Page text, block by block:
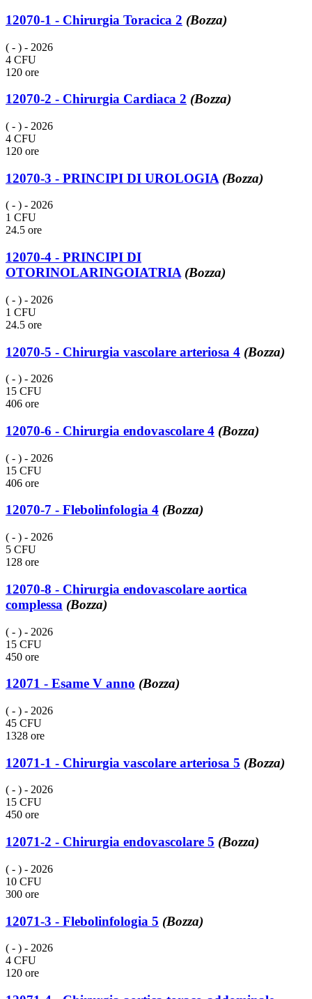
12070-1 - Chirurgia Toracica 2 (Bozza)
( - ) - 2026
4 CFU
120 ore
12070-2 - Chirurgia Cardiaca 2 (Bozza)
( - ) - 2026
4 CFU
120 ore
12070-3 - PRINCIPI DI UROLOGIA (Bozza)
( - ) - 2026
1 CFU
24.5 ore
12070-4 - PRINCIPI DI
OTORINOLARINGOIATRIA (Bozza)
( - ) - 2026
1 CFU
24.5 ore
12070-5 - Chirurgia vascolare arteriosa 4 (Bozza)
( - ) - 2026
15 CFU
406 ore
12070-6 - Chirurgia endovascolare 4 (Bozza)
( - ) - 2026
15 CFU
406 ore
12070-7 - Flebolinfologia 4 (Bozza)
( - ) - 2026
5 CFU
128 ore
12070-8 - Chirurgia endovascolare aortica
complessa (Bozza)
( - ) - 2026
15 CFU
450 ore
12071 - Esame V anno (Bozza)
( - ) - 2026
45 CFU
1328 ore
12071-1 - Chirurgia vascolare arteriosa 5 (Bozza)
( - ) - 2026
15 CFU
450 ore
12071-2 - Chirurgia endovascolare 5 (Bozza)
( - ) - 2026
10 CFU
300 ore
12071-3 - Flebolinfologia 5 (Bozza)
( - ) - 2026
4 CFU
120 ore